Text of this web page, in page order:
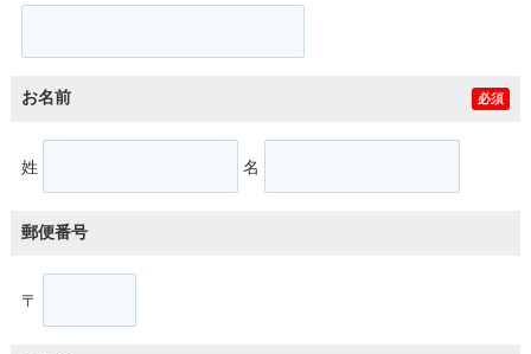
お名前 必須
姓 名
郵便番号
〒